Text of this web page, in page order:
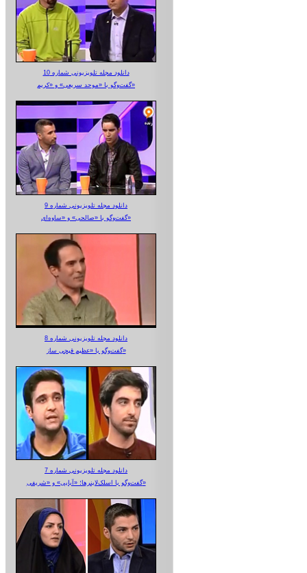
دانلود مجله تلویزیونی شماره 10
گفت‌وگو با «موحد سریعی» و «کریم»
دانلود مجله تلویزیونی شماره 9
گفت‌وگو با «صالحی» و «ساوه‌ای»
دانلود مجله تلویزیونی شماره 8
گفت‌وگو با «عظیم قیچی ساز»
دانلود مجله تلویزیونی شماره 7
گفت‌وگو با اسلک‌لاینرها؛ «آبایی» و «شریفی»